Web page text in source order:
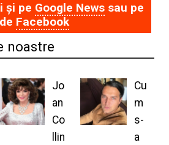
și pe Google Newssau pe
Facebook
noastre
Jo
an
Co
llin
Cu
m
s-
a